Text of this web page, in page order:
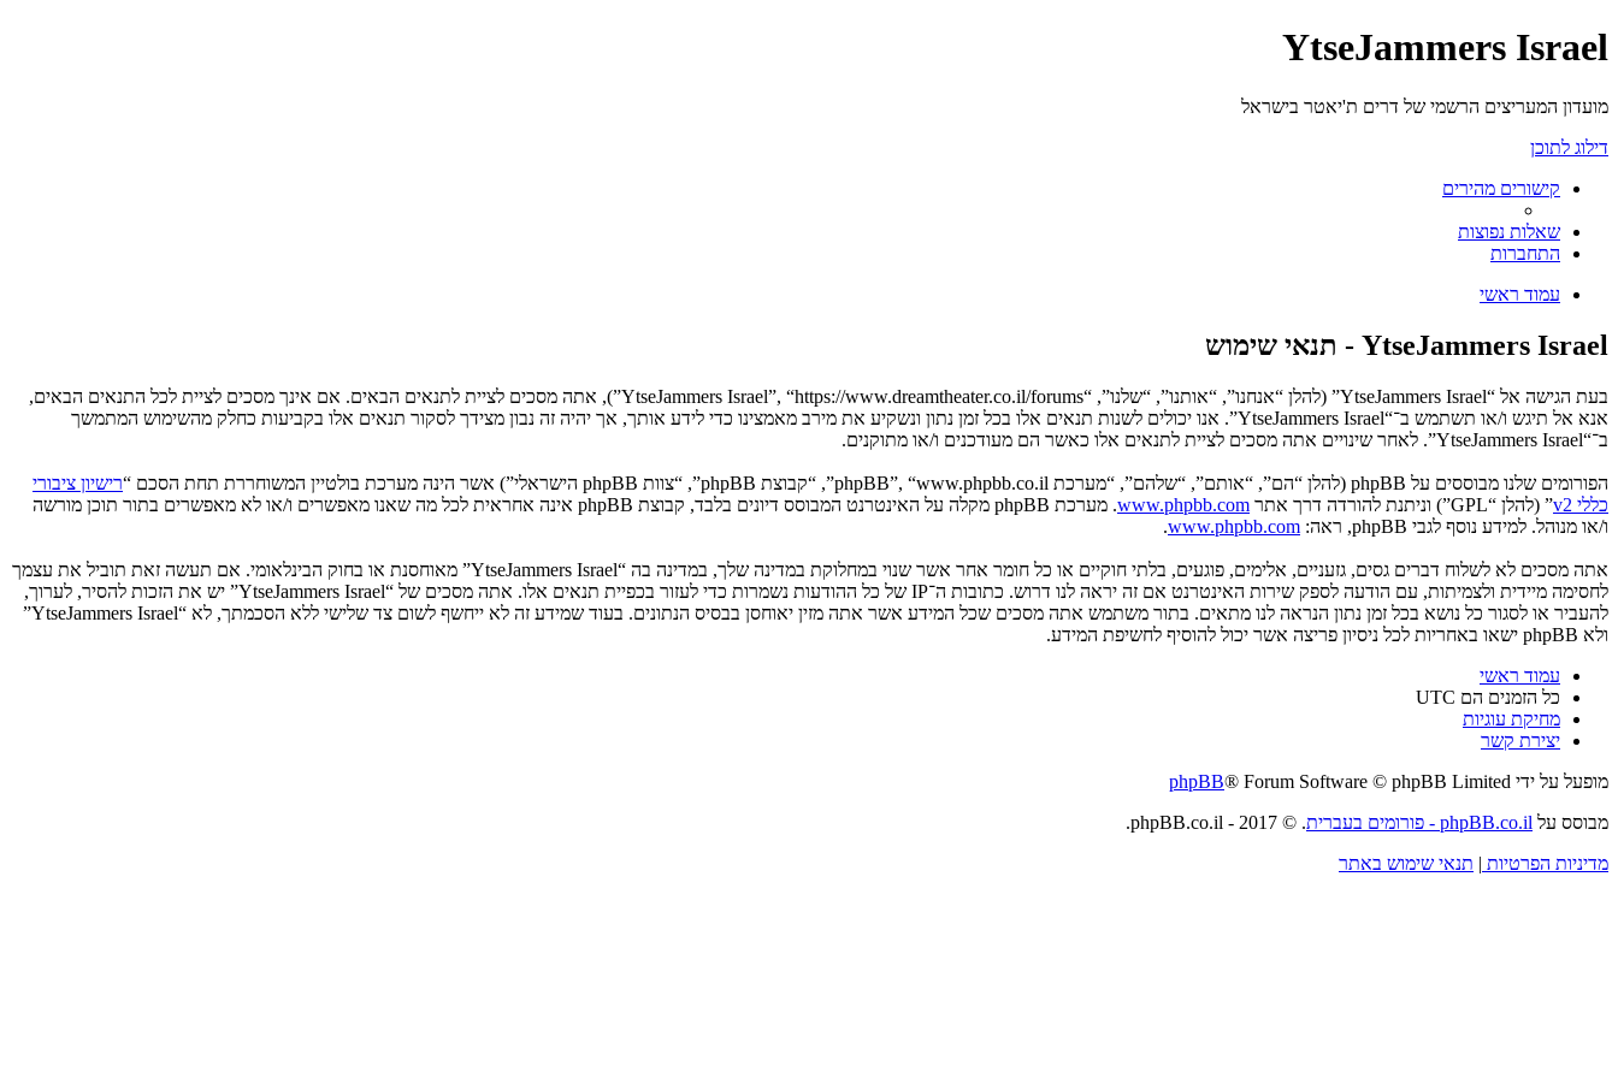
YtseJammers Israel
מועדון המעריצים הרשמי של דרים ת'יאטר בישראל
דילוג לתוכן
קישורים מהירים
שאלות נפוצות
התחברות
עמוד ראשי
YtseJammers Israel - תנאי שימוש
בעת הגישה אל “YtseJammers Israel” (להלן “אנחנו”, “אותנו”, “שלנו”, “YtseJammers Israel”, “https://www.dreamtheater.co.il/forums”), אתה מסכים לציית לתנאים הבאים. אם אינך מסכים לציית לכל התנאים הבאים,
אנא אל תיגש ו/או תשתמש ב־“YtseJammers Israel”. אנו יכולים לשנות תנאים אלו בכל זמן נתון ונשקיע את מירב מאמצינו כדי לידע אותך, אך יהיה זה נבון מצידך לסקור תנאים אלו בקביעות כחלק מהשימוש המתמשך
ב־“YtseJammers Israel”. לאחר שינויים אתה מסכים לציית לתנאים אלו כאשר הם מעודכנים ו/או מתוקנים.
הפורומים שלנו מבוססים על phpBB (להלן “הם”, “אותם”, “שלהם”, “מערכת phpBB”, “www.phpbb.co.il”, “קבוצת phpBB”, “צוות phpBB הישראלי”) אשר הינה מערכת בולטיין המשוחררת תחת הסכם “
רישיון ציבורי
כללי v2
” (להלן “GPL”) וניתנת להורדה דרך אתר www.phpbb.com
. מערכת phpBB מקלה על האינטרנט המבוסס דיונים בלבד, קבוצת phpBB אינה אחראית לכל מה שאנו מאפשרים ו/או לא מאפשרים בתור תוכן מורשה
ו/או מנוהל. למידע נוסף לגבי phpBB, ראה:
www.phpbb.com
.
אתה מסכים לא לשלוח דברים גסים, גזעניים, אלימים, פוגעים, בלתי חוקיים או כל חומר אחר אשר שנוי במחלוקת במדינה שלך, במדינה בה “YtseJammers Israel” מאוחסנת או בחוק הבינלאומי. אם תעשה זאת תוביל את עצמך
לחסימה מיידית ולצמיתות, עם הודעה לספק שירות האינטרנט אם זה יראה לנו דרוש. כתובות ה־IP של כל ההודעות נשמרות כדי לעזור בכפיית תנאים אלו. אתה מסכים של “YtseJammers Israel” יש את הזכות להסיר, לערוך,
להעביר או לסגור כל נושא בכל זמן נתון הנראה לנו מתאים. בתור משתמש אתה מסכים שכל המידע אשר אתה מזין יאוחסן בבסיס הנתונים. בעוד שמידע זה לא ייחשף לשום צד שלישי ללא הסכמתך, לא “YtseJammers Israel”
ולא phpBB ישאו באחריות לכל ניסיון פריצה אשר יכול להוסיף לחשיפת המידע.
עמוד ראשי
כל הזמנים הם UTC
מחיקת עוגיות
יצירת קשר
מופעל על ידי
phpBB® Forum Software © phpBB Limited
מבוסס על phpBB.co.il - פורומים בעברית
. © 2017 - phpBB.co.il.
מדיניות הפרטיות | תנאי שימוש באתר